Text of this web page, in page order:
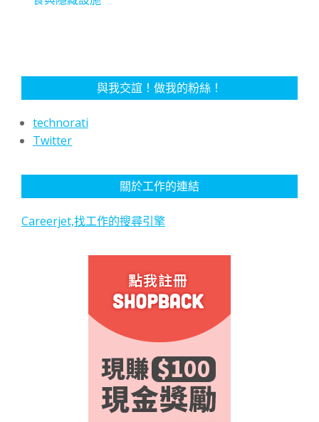
與我交誼！做我的粉絲！
technorati
Twitter
關於工作的連結
Careerjet,找工作的搜尋引擎